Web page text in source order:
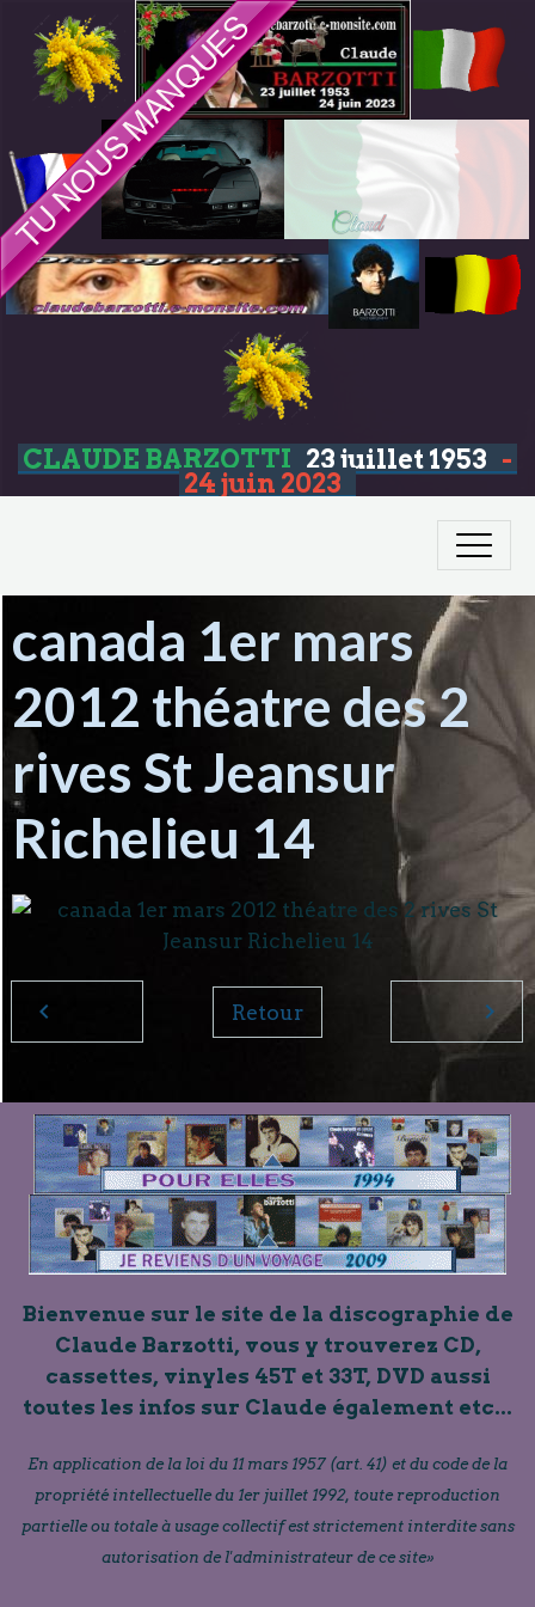
CLAUDE BARZOTTI 23 juillet 1953 -
24 juin 2023
canada 1er mars
2012 théatre des 2
rives St Jeansur
Richelieu 14
Retour
Bienvenue sur le site de la discographie de
Claude Barzotti, vous y trouverez CD,
cassettes, vinyles 45T et 33T, DVD aussi
toutes les infos sur Claude également etc...
En application de la loi du 11 mars 1957 (art. 41) et du code de la
propriété intellectuelle du 1er juillet 1992, toute reproduction
partielle ou totale à usage collectif est strictement interdite sans
autorisation de l'administrateur de ce site»